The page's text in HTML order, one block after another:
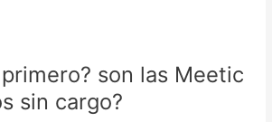
son las Meetic
sin cargo?